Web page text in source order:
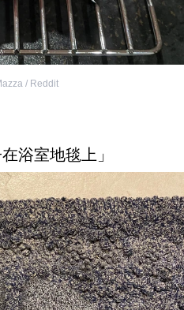
/ Reddit
浴室地毯上」